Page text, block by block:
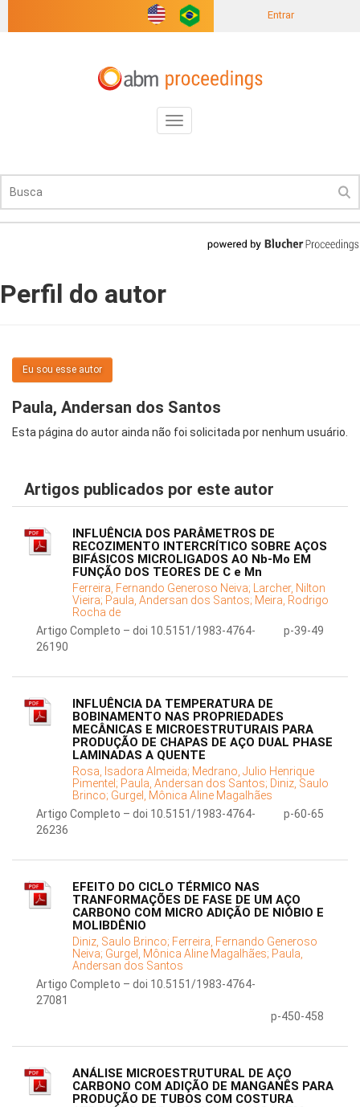
Entrar
Toggle
navigation
Perfil do autor
Eu sou esse autor
Paula, Andersan dos Santos
Esta página do autor ainda não foi solicitada por nenhum usuário.
Artigos publicados por este autor
INFLUÊNCIA DOS PARÂMETROS DE
RECOZIMENTO INTERCRÍTICO SOBRE AÇOS
BIFÁSICOS MICROLIGADOS AO Nb-Mo EM
FUNÇÃO DOS TEORES DE C e Mn
Ferreira, Fernando Generoso Neiva; Larcher, Nilton
Vieira; Paula, Andersan dos Santos; Meira, Rodrigo
Rocha de
Artigo Completo – doi 10.5151/1983-4764-
26190
p-39-49
INFLUÊNCIA DA TEMPERATURA DE
BOBINAMENTO NAS PROPRIEDADES
MECÂNICAS E MICROESTRUTURAIS PARA
PRODUÇÃO DE CHAPAS DE AÇO DUAL PHASE
LAMINADAS A QUENTE
Rosa, Isadora Almeida; Medrano, Julio Henrique
Pimentel; Paula, Andersan dos Santos; Diniz, Saulo
Brinco; Gurgel, Mônica Aline Magalhães
Artigo Completo – doi 10.5151/1983-4764-
26236
p-60-65
EFEITO DO CICLO TÉRMICO NAS
TRANFORMAÇÕES DE FASE DE UM AÇO
CARBONO COM MICRO ADIÇÃO DE NIÓBIO E
MOLIBDÊNIO
Diniz, Saulo Brinco; Ferreira, Fernando Generoso
Neiva; Gurgel, Mônica Aline Magalhães; Paula,
Andersan dos Santos
Artigo Completo – doi 10.5151/1983-4764-
27081
p-450-458
ANÁLISE MICROESTRUTURAL DE AÇO
CARBONO COM ADIÇÃO DE MANGANÊS PARA
PRODUÇÃO DE TUBOS COM COSTURA